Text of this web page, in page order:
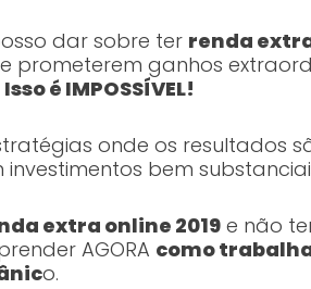
dar sobre ter renda
prometerem ganhos
Isso é IMPOSSÍVEL!
onde os resultados
bem
extra online 2019e não
AGORA como
o.